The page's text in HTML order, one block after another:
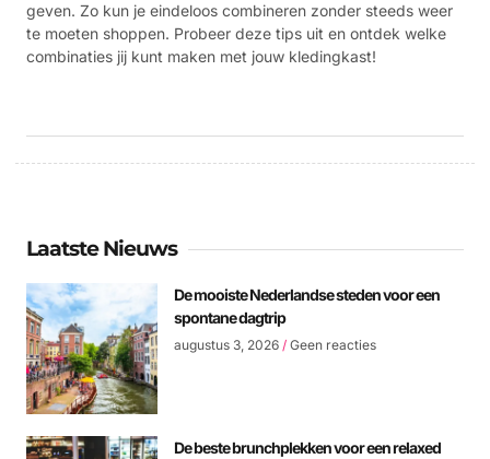
geven. Zo kun je eindeloos combineren zonder steeds weer
te moeten shoppen. Probeer deze tips uit en ontdek welke
combinaties jij kunt maken met jouw kledingkast!
Laatste Nieuws
De mooiste Nederlandse steden voor een
spontane dagtrip
augustus 3, 2026 Geen reacties
De beste brunchplekken voor een relaxed